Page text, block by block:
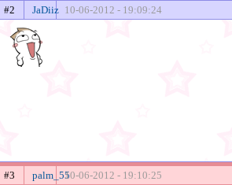
#2 JaDiiz 10-06-2012 - 19:09:24
#3 palm_5510-06-2012 - 19:10:25